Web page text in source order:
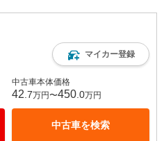
マイカー登録
中古車本体価格
42.7万円〜450.0万円
中古車を検索